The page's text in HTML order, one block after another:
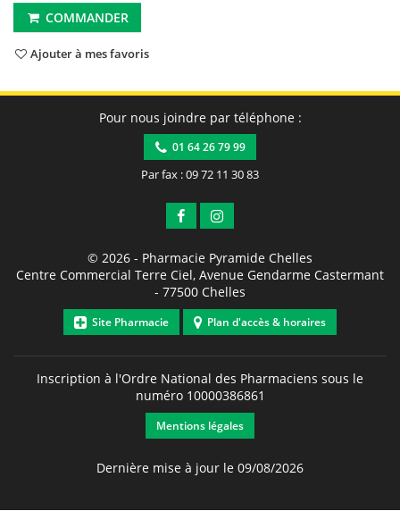
COMMANDER
Ajouter à mes favoris
Pour nous joindre par téléphone :
01 64 26 79 99
Par fax : 09 72 11 30 83
© 2026 - Pharmacie Pyramide Chelles
Centre Commercial Terre Ciel, Avenue Gendarme Castermant
- 77500 Chelles
Site Pharmacie Plan d'accès & horaires
Inscription à l'Ordre National des Pharmaciens sous le
numéro 10000386861
Mentions légales
Dernière mise à jour le 09/08/2026